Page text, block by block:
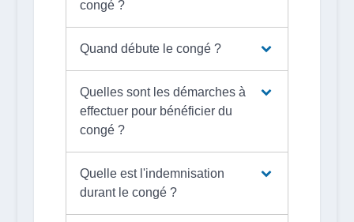
congé ?
Quand débute le congé ?
Quelles sont les démarches à
effectuer pour bénéficier du
congé ?
Quelle est l'indemnisation
durant le congé ?